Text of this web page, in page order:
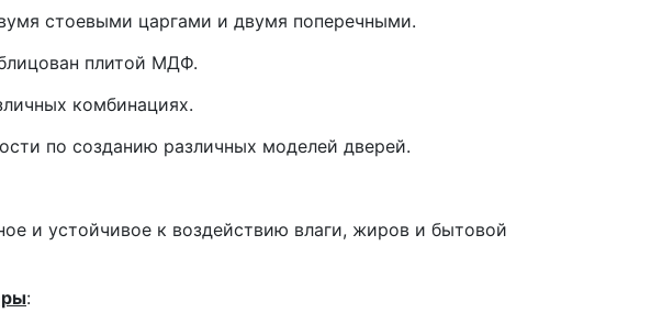
стоевыми царгами и двумя поперечными.
плитой МДФ.
комбинациях.
по созданию различных моделей дверей.
и устойчивое к воздействию влаги, жиров и бытовой
: